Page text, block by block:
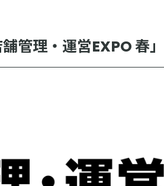
管理・運営EXPO 春